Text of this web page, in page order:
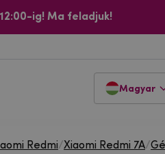
ig! Ma feladjuk!
Magyar
Redmi/Xiaomi Redmi 7A/